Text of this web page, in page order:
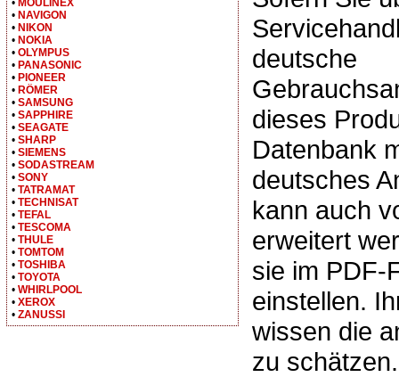
deutsche
dieses
Datenbank
deutsches
kann auch
erweitert
sie im PDF-
einstellen.
wissen die
zu schätzen.
• MOULINEX
• NAVIGON
• NIKON
• NOKIA
• OLYMPUS
• PANASONIC
• PIONEER
• RÖMER
• SAMSUNG
• SAPPHIRE
• SEAGATE
• SHARP
• SIEMENS
• SODASTREAM
• SONY
• TATRAMAT
• TECHNISAT
• TEFAL
• TESCOMA
• THULE
• TOMTOM
• TOSHIBA
• TOYOTA
• WHIRLPOOL
• XEROX
• ZANUSSI